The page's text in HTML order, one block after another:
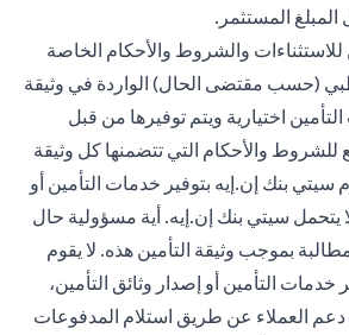
المستثمر.
والشروط والأحكام الخاصة
(حسب مقتضى الحال) الواردة في وثيقة
اختيارية ويتم توفيرها من قبل
والأحكام التي تتضمنها كل وثيقة
سيتي بنك إن.إيه بتوفير خدمات التأمين أو
يتحمل سيتي بنك إن.إيه. أية مسؤولية حال
بموجب وثيقة التأمين هذه. لا يقوم
خدمات التأمين أو إصدار وثائق التأمين،
العملاء عن طريق استلام المدفوعات